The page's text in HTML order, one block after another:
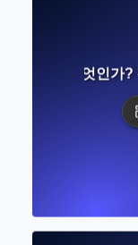
저장소란 무엇인가